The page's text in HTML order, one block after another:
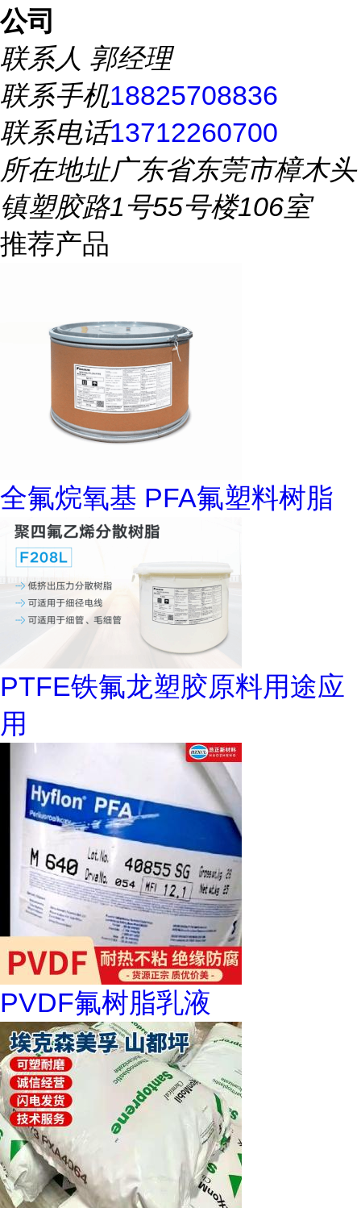
公司
联系人 郭经理
联系手机18825708836
联系电话13712260700
所在地址广东省东莞市樟木头
镇塑胶路1号55号楼106室
推荐产品
全氟烷氧基 PFA氟塑料树脂
PTFE铁氟龙塑胶原料用途应
用
PVDF氟树脂乳液